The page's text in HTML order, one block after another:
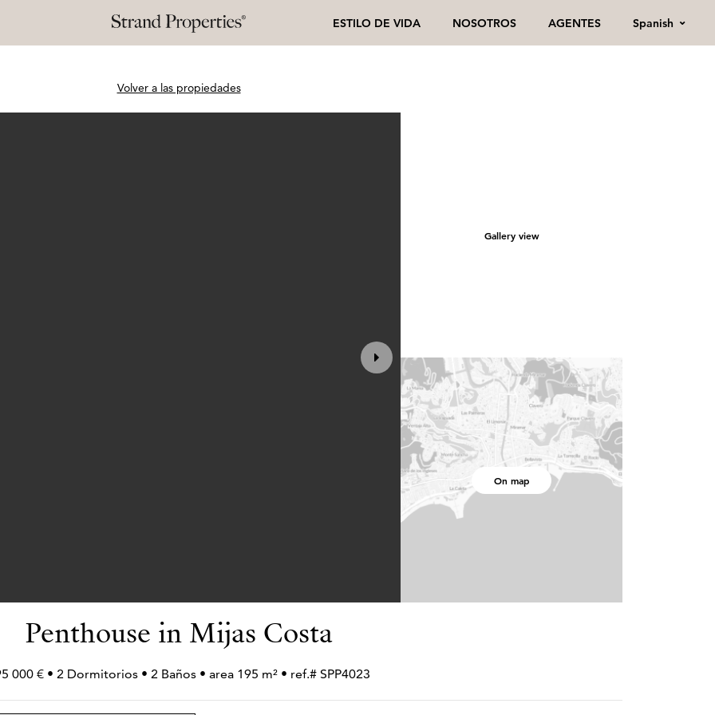
ESTILO DE VIDA NOSOTROS AGENTES Spanish
Volver a las propiedades
Gallery view
On map
Penthouse in Mijas Costa
000 € • 2 Dormitorios • 2 Baños • area 195 m² • ref.# SPP4023